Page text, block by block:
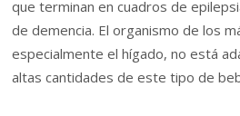
que terminan en cuadros de
de demencia. El organismo de los
especialmente el hígado, no está
altas cantidades de este tipo de